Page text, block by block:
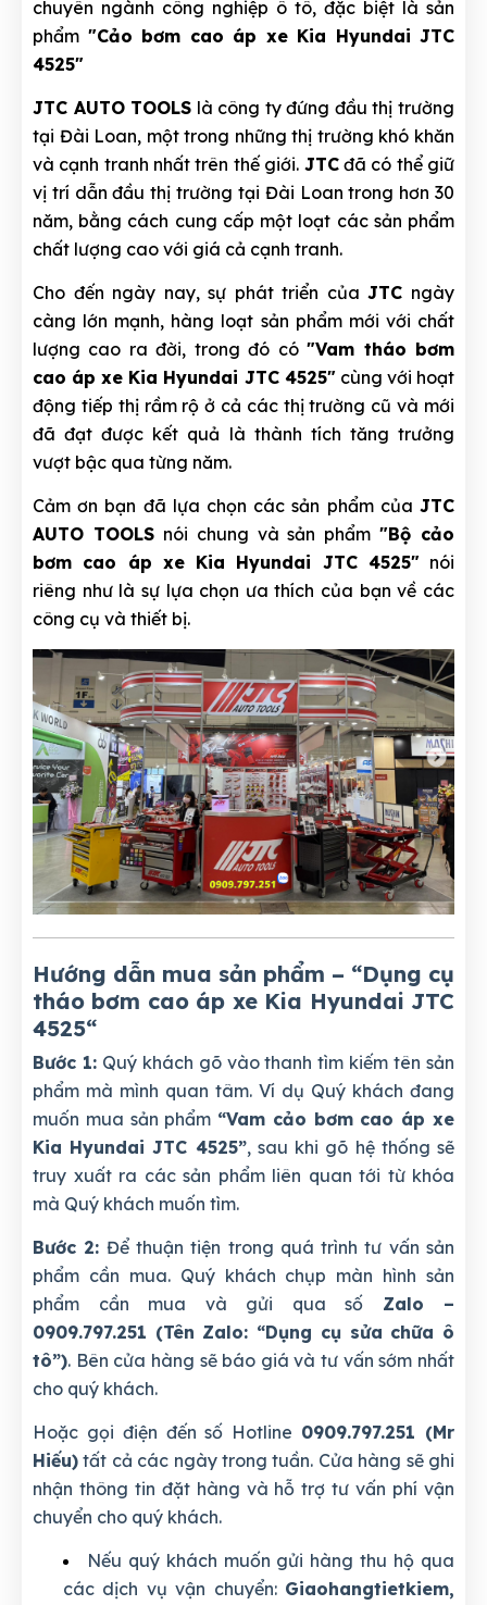
chuyên ngành công nghiệp ô tô, đặc biệt là sản
phẩm "Cảo bơm cao áp xe Kia Hyundai JTC
4525"
JTC AUTO TOOLS là công ty đứng đầu thị trường
tại Đài Loan, một trong những thị trường khó khăn
và cạnh tranh nhất trên thế giới. JTCđã có thể giữ
vị trí dẫn đầu thị trường tại Đài Loan trong hơn 30
năm, bằng cách cung cấp một loạt các sản phẩm
chất lượng cao với giá cả cạnh tranh.
Cho đến ngày nay, sự phát triển củaJTC ngày
càng lớn mạnh, hàng loạt sản phẩm mới với chất
lượng cao ra đời, trong đó có"Vam tháo bơm
cao áp xe Kia Hyundai JTC 4525"cùng với hoạt
động tiếp thị rầm rộ ở cả các thị trường cũ và mới
đã đạt được kết quả là thành tích tăng trưởng
vượt bậc qua từng năm.
Cảm ơn bạn đã lựa chọn các sản phẩm của JTC
AUTO TOOLSnói chung và sản phẩm"Bộ cảo
bơm cao áp xe Kia Hyundai JTC 4525"nói
riêng như là sự lựa chọn ưa thích của bạn về các
công cụ và thiết bị.
Hướng dẫn mua sản phẩm – “Dụng cụ
tháo bơm cao áp xe Kia Hyundai JTC
4525“
Bước 1:Quý khách gõ vào thanh tìm kiếm tên sản
phẩm mà mình quan tâm. Ví dụ Quý khách đang
muốn mua sản phẩm “Vam cảo bơm cao áp xe
Kia Hyundai JTC 4525”, sau khi gõ hệ thống sẽ
truy xuất ra các sản phẩm liên quan tới từ khóa
mà Quý khách muốn tìm.
Bước 2: Để thuận tiện trong quá trình tư vấn sản
phẩm cần mua. Quý khách chụp màn hình sản
phẩm cần mua và gửi qua số Zalo –
0909.797.251 (Tên Zalo: “Dụng cụ sửa chữa ô
tô”). Bên cửa hàng sẽ báo giá và tư vấn sớm nhất
cho quý khách.
Hoặc gọi điện đến số Hotline 0909.797.251 (Mr
Hiếu) tất cả các ngày trong tuần. Cửa hàng sẽ ghi
nhận thông tin đặt hàng và hỗ trợ tư vấn phí vận
chuyển cho quý khách.
Nếu quý khách muốn gửi hàng thu hộ qua
các dịch vụ vận chuyển: Giaohangtietkiem,